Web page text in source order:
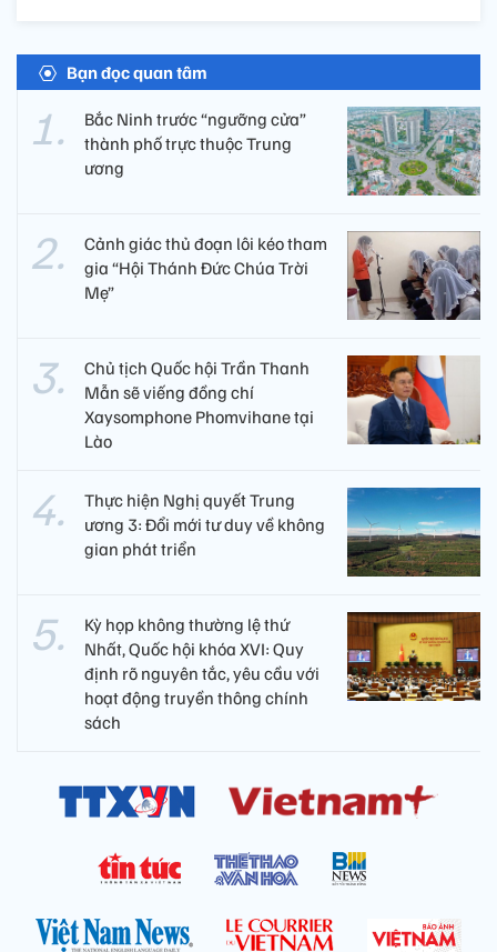
Bạn đọc quan tâm
Bắc Ninh trước “ngưỡng cửa”
thành phố trực thuộc Trung
ương
Cảnh giác thủ đoạn lôi kéo tham
gia “Hội Thánh Đức Chúa Trời
Mẹ”
Chủ tịch Quốc hội Trần Thanh
Mẫn sẽ viếng đồng chí
Xaysomphone Phomvihane tại
Lào
Thực hiện Nghị quyết Trung
ương 3: Đổi mới tư duy về không
gian phát triển
Kỳ họp không thường lệ thứ
Nhất, Quốc hội khóa XVI: Quy
định rõ nguyên tắc, yêu cầu với
hoạt động truyền thông chính
sách